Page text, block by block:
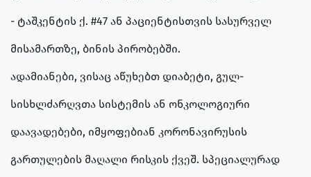
- ტაშკენტის ქ. #47 ან პაციენტისთვის სასურველ
მისამართზე, ბინის პირობებში.
ადამიანები, ვისაც აწუხებთ დიაბეტი, გულ-
სისხლძარღვთა სისტემის ან ონკოლოგიური
დაავადებები, იმყოფებიან კორონავირუსის
გართულების მაღალი რისკის ქვეშ. სპეციალურად